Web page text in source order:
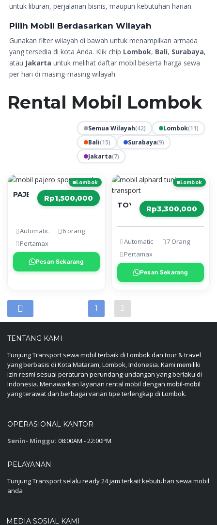
untuk liburan, perjalanan bisnis, maupun kebutuhan harian.
Pilih Mobil Berdasarkan Wilayah
Gunakan filter wilayah di bawah untuk menampilkan armada
yang tersedia di kota Anda. Klik chip Lombok, Bali, Surabaya,
atau Jakarta untuk melihat daftar mobil beserta harga sewa
per hari di masing-masing wilayah.
Rental Mobil Lombok
Semua Wilayah(42) Lombok(11)
Bali(15) Surabaya(9)
Jakarta(7)
Rp1,500,000
PAJERO SPORT
Automatic
6 orang
Pertamax
Pesan Sekarang
Lombok
Rp3,300,000
TOYOTA ALPHARD
Automatic
7 Orang
Pertamax
Pesan Sekarang
Lombok
1 2
TENTANG KAMI
Tunjung Transport sewa mobil terbaik di Lombok dan tour & travel
yang berbasis di Kota Mataram, Lombok, Indonesia. Kami memiliki
izin resmi sesuai peraturan perundang-undangan yang berlaku di
Indonesia. Menawarkan layanan rental mobil dengan mobil-mobil
yang terawat dan berbagai varian tipe terlengkap di Lombok.
OPERASIONAL KANTOR
Senin- Minggu: 08:00AM - 22:00PM
PELAYANAN
Tunjung Transport selalu ready 24 jam terkait kebutuhan sewa mobil
anda
MEDIA SOSIAL KAMI